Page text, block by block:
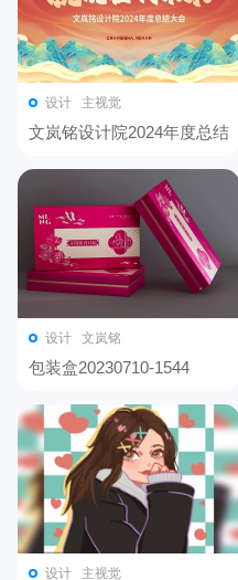
设计 主视觉
文岚铭设计院2024年度总结
设计 文岚铭
包装盒20230710-1544
设计 主视觉